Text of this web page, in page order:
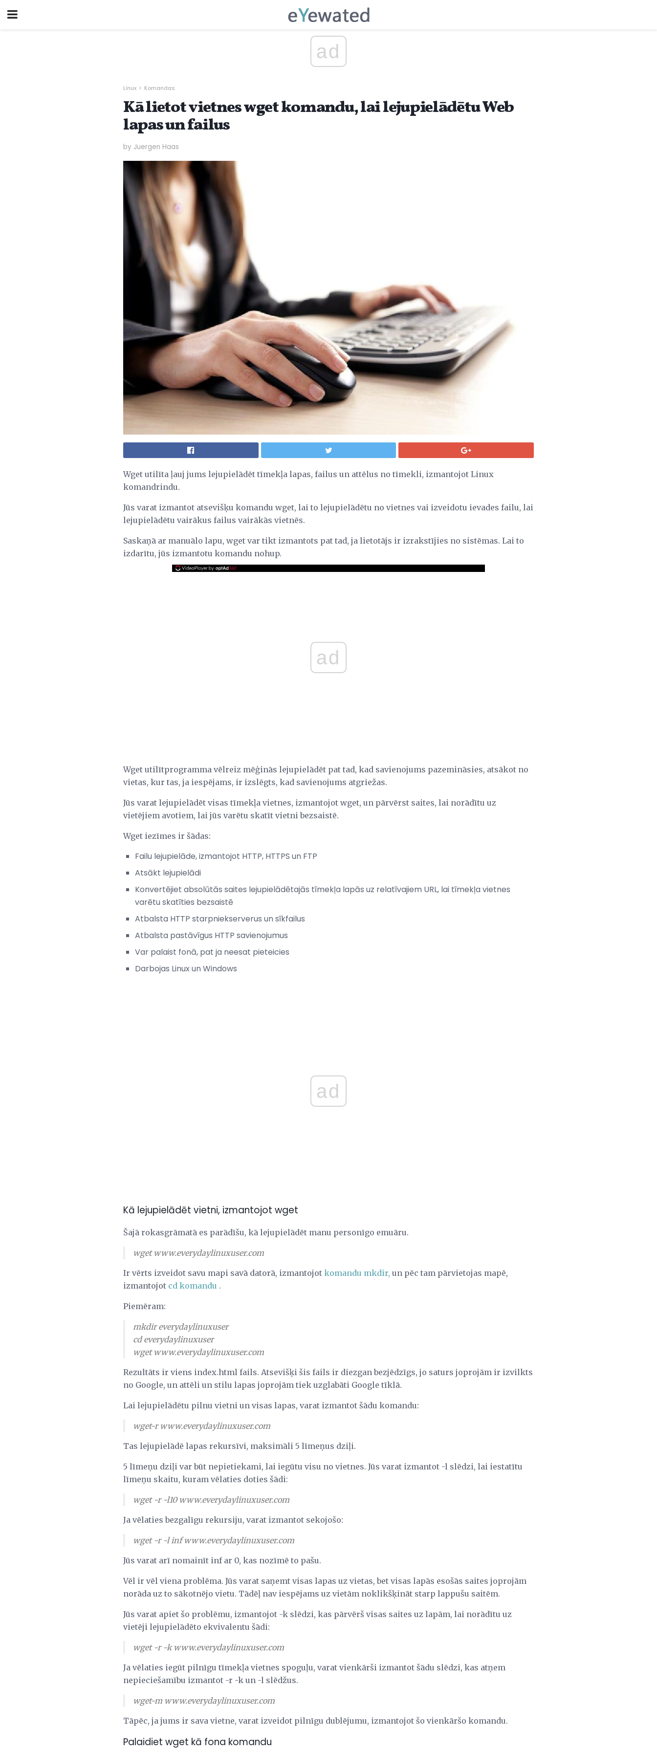
ad
Linux Komandas
Kā lietot vietnes wget komandu, lai lejupielādētu Web
lapas un failus
by Juergen Haas
Wget utilīta ļauj jums lejupielādēt tīmekļa lapas, failus un attēlus no tīmekli, izmantojot Linux
komandrindu.
Jūs varat izmantot atsevišķu komandu wget, lai to lejupielādētu no vietnes vai izveidotu ievades failu, lai
lejupielādētu vairākus failus vairākās vietnēs.
Saskaņā ar manuālo lapu, wget var tikt izmantots pat tad, ja lietotājs ir izrakstījies no sistēmas. Lai to
izdarītu, jūs izmantotu komandu nohup.
ad
Wget utilītprogramma vēlreiz mēģinās lejupielādēt pat tad, kad savienojums pazemināsies, atsākot no
vietas, kur tas, ja iespējams, ir izslēgts, kad savienojums atgriežas.
Jūs varat lejupielādēt visas tīmekļa vietnes, izmantojot wget, un pārvērst saites, lai norādītu uz
vietējiem avotiem, lai jūs varētu skatīt vietni bezsaistē.
Wget iezīmes ir šādas:
Failu lejupielāde, izmantojot HTTP, HTTPS un FTP
Atsākt lejupielādi
Konvertējiet absolūtās saites lejupielādētajās tīmekļa lapās uz relatīvajiem URL, lai tīmekļa vietnes
varētu skatīties bezsaistē
Atbalsta HTTP starpniekserverus un sīkfailus
Atbalsta pastāvīgus HTTP savienojumus
Var palaist fonā, pat ja neesat pieteicies
Darbojas Linux un Windows
ad
Kā lejupielādēt vietni, izmantojot wget
Šajā rokasgrāmatā es parādīšu, kā lejupielādēt manu personīgo emuāru.
wget www.everydaylinuxuser.com
Ir vērts izveidot savu mapi savā datorā, izmantojot komandu mkdir, un pēc tam pārvietojas mapē,
izmantojot cd komandu .
Piemēram:
mkdir everydaylinuxuser
cd everydaylinuxuser
wget www.everydaylinuxuser.com
Rezultāts ir viens index.html fails. Atsevišķi šis fails ir diezgan bezjēdzīgs, jo saturs joprojām ir izvilkts
no Google, un attēli un stilu lapas joprojām tiek uzglabāti Google tīklā.
Lai lejupielādētu pilnu vietni un visas lapas, varat izmantot šādu komandu:
wget-r www.everydaylinuxuser.com
Tas lejupielādē lapas rekursīvi, maksimāli 5 līmeņus dziļi.
5 līmeņu dziļi var būt nepietiekami, lai iegūtu visu no vietnes. Jūs varat izmantot -l slēdzi, lai iestatītu
līmeņu skaitu, kuram vēlaties doties šādi:
wget -r -l10 www.everydaylinuxuser.com
Ja vēlaties bezgalīgu rekursiju, varat izmantot sekojošo:
wget -r -l inf www.everydaylinuxuser.com
Jūs varat arī nomainīt inf ar 0, kas nozīmē to pašu.
Vēl ir vēl viena problēma. Jūs varat saņemt visas lapas uz vietas, bet visas lapās esošās saites joprojām
norāda uz to sākotnējo vietu. Tādēļ nav iespējams uz vietām noklikšķināt starp lappušu saitēm.
Jūs varat apiet šo problēmu, izmantojot -k slēdzi, kas pārvērš visas saites uz lapām, lai norādītu uz
vietēji lejupielādēto ekvivalentu šādi:
wget -r -k www.everydaylinuxuser.com
Ja vēlaties iegūt pilnīgu tīmekļa vietnes spoguļu, varat vienkārši izmantot šādu slēdzi, kas atņem
nepieciešamību izmantot -r -k un -l slēdžus.
wget-m www.everydaylinuxuser.com
Tāpēc, ja jums ir sava vietne, varat izveidot pilnīgu dublējumu, izmantojot šo vienkāršo komandu.
Palaidiet wget kā fona komandu